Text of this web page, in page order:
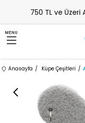
750 TL ve Üzeri
MENU
Anasayfa Küpe Çeşitleri